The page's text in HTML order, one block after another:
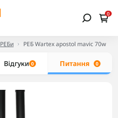
0
РЕБи РЕБ Wartex apostol mavic 70w
Відгуки 0 Питання 0